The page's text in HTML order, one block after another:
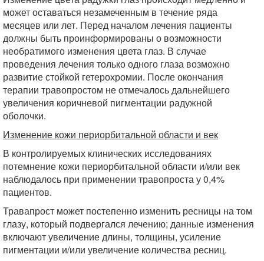
может оставаться незамеченным в течение ряда
месяцев или лет. Перед началом лечения пациенты
должны быть проинформированы о возможности
необратимого изменения цвета глаз. В случае
проведения лечения только одного глаза возможно
развитие стойкой гетерохромии. После окончания
терапии травопростом не отмечалось дальнейшего
увеличения коричневой пигментации радужной
оболочки.
Изменение кожи периорбитальной области и век
В контролируемых клинических исследованиях
потемнение кожи периорбитальной области и/или век
наблюдалось при применении травопроста у 0,4%
пациентов.
Травапрост может постепенно изменить ресницы на том
глазу, который подвергался лечению; данные изменения
включают увеличение длины, толщины, усиление
пигментации и/или увеличение количества ресниц.